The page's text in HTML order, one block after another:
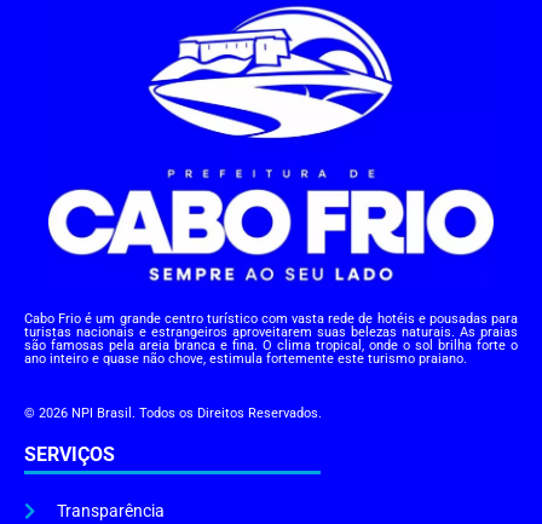
Cabo Frio é um grande centro turístico com vasta rede de hotéis e pousadas para
turistas nacionais e estrangeiros aproveitarem suas belezas naturais. As praias
são famosas pela areia branca e fina. O clima tropical, onde o sol brilha forte o
ano inteiro e quase não chove, estimula fortemente este turismo praiano.
© 2026 NPI Brasil. Todos os Direitos Reservados.
SERVIÇOS
Transparência